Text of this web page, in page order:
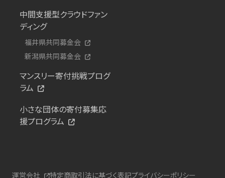
中間支援型クラウドファン
ディング
福井県共同募金会
新潟県共同募金会
マンスリー寄付挑戦プログ
ラム
小さな団体の寄付募集応
援プログラム
運営会社 特定商取引法に基づく表記プライバシーポリシー